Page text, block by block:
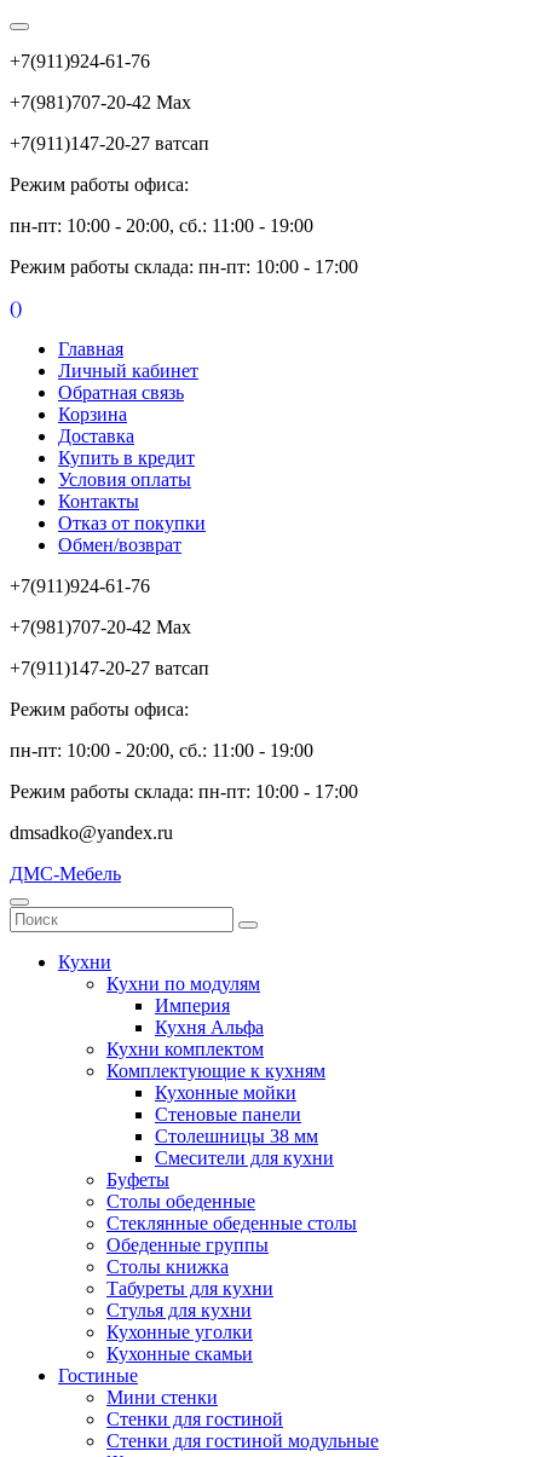
+7(911)924-61-76
+7(981)707-20-42 Max
+7(911)147-20-27 ватсап
Режим работы офиса:
пн-пт: 10:00 - 20:00, сб.: 11:00 - 19:00
Режим работы склада: пн-пт: 10:00 - 17:00
()
Главная
Личный кабинет
Обратная связь
Корзина
Доставка
Купить в кредит
Условия оплаты
Контакты
Отказ от покупки
Обмен/возврат
+7(911)924-61-76
+7(981)707-20-42 Max
+7(911)147-20-27 ватсап
Режим работы офиса:
пн-пт: 10:00 - 20:00, сб.: 11:00 - 19:00
Режим работы склада: пн-пт: 10:00 - 17:00
dmsadko@yandex.ru
ДМС-Мебель
Кухни
Кухни по модулям
Империя
Кухня Альфа
Кухни комплектом
Комплектующие к кухням
Кухонные мойки
Стеновые панели
Столешницы 38 мм
Смесители для кухни
Буфеты
Столы обеденные
Стеклянные обеденные столы
Обеденные группы
Столы книжка
Табуреты для кухни
Стулья для кухни
Кухонные уголки
Кухонные скамьи
Гостиные
Мини стенки
Стенки для гостиной
Стенки для гостиной модульные